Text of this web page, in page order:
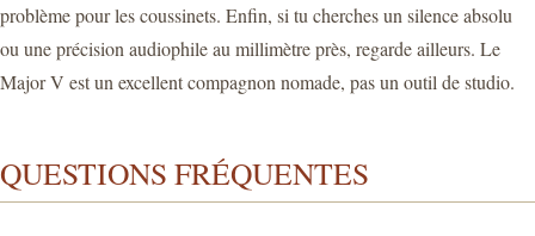
problème pour les coussinets. Enfin, si tu cherches un silence absolu
ou une précision audiophile au millimètre près, regarde ailleurs. Le
Major V est un excellent compagnon nomade, pas un outil de studio.
QUESTIONS FRÉQUENTES